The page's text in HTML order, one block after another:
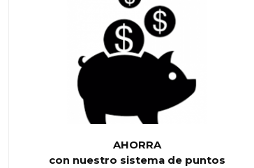
AHORRA
con nuestro sistema de puntos